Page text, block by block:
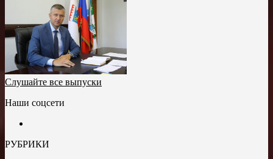
Слушайте все выпуски
Наши соцсети
РУБРИКИ